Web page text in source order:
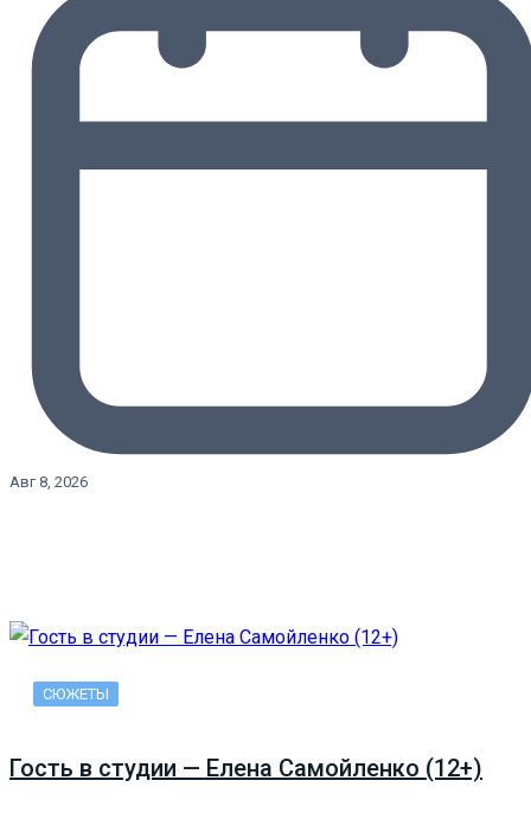
Авг 8, 2026
СЮЖЕТЫ
Гость в студии — Елена Самойленко (12+)